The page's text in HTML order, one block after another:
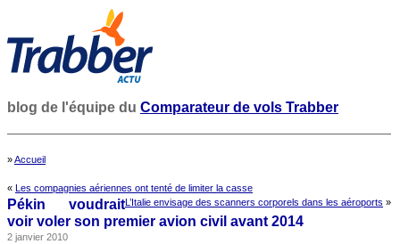
blog de l'équipe du Comparateur de vols Trabber
»Accueil
« Les compagnies aériennes ont tenté de limiter la casse
L’Italie envisage des scanners corporels dans les aéroports »
Pékin voudrait
voir voler son premier avion civil avant 2014
2 janvier 2010